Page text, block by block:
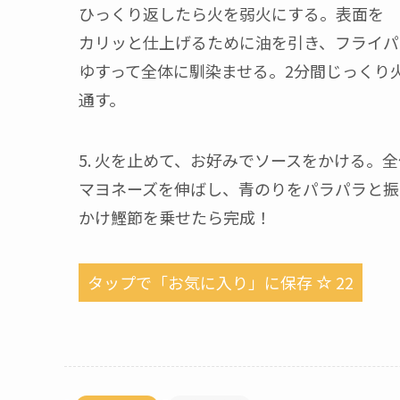
ひっくり返したら火を弱火にする。表面を
カリッと仕上げるために油を引き、フライ
ゆすって全体に馴染ませる。2分間じっくり
通す。
5. 火を止めて、お好みでソースをかける。
マヨネーズを伸ばし、青のりをパラパラと
かけ鰹節を乗せたら完成！
タップで「お気に入り」に保存 22